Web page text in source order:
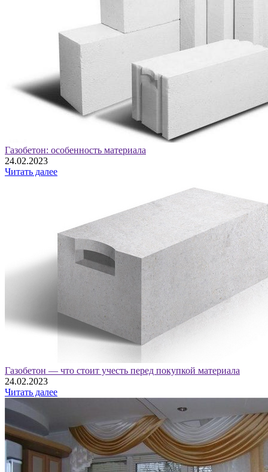
Газобетон: особенность материала
24.02.2023
Читать далее
Газобетон — что стоит учесть перед покупкой материала
24.02.2023
Читать далее